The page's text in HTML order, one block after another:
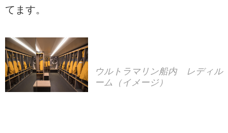
てます。
ウルトラマリン船内 レディル
ーム（イメージ）